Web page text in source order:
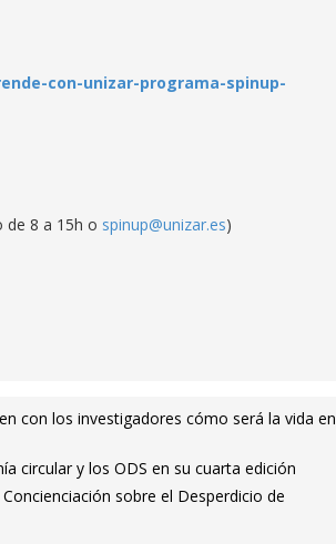
con-unizar-programa-spinup-
de 8 a 15h o spinup@unizar.es)
con los investigadores cómo será la vida en
circular y los ODS en su cuarta edición
sobre el Desperdicio de